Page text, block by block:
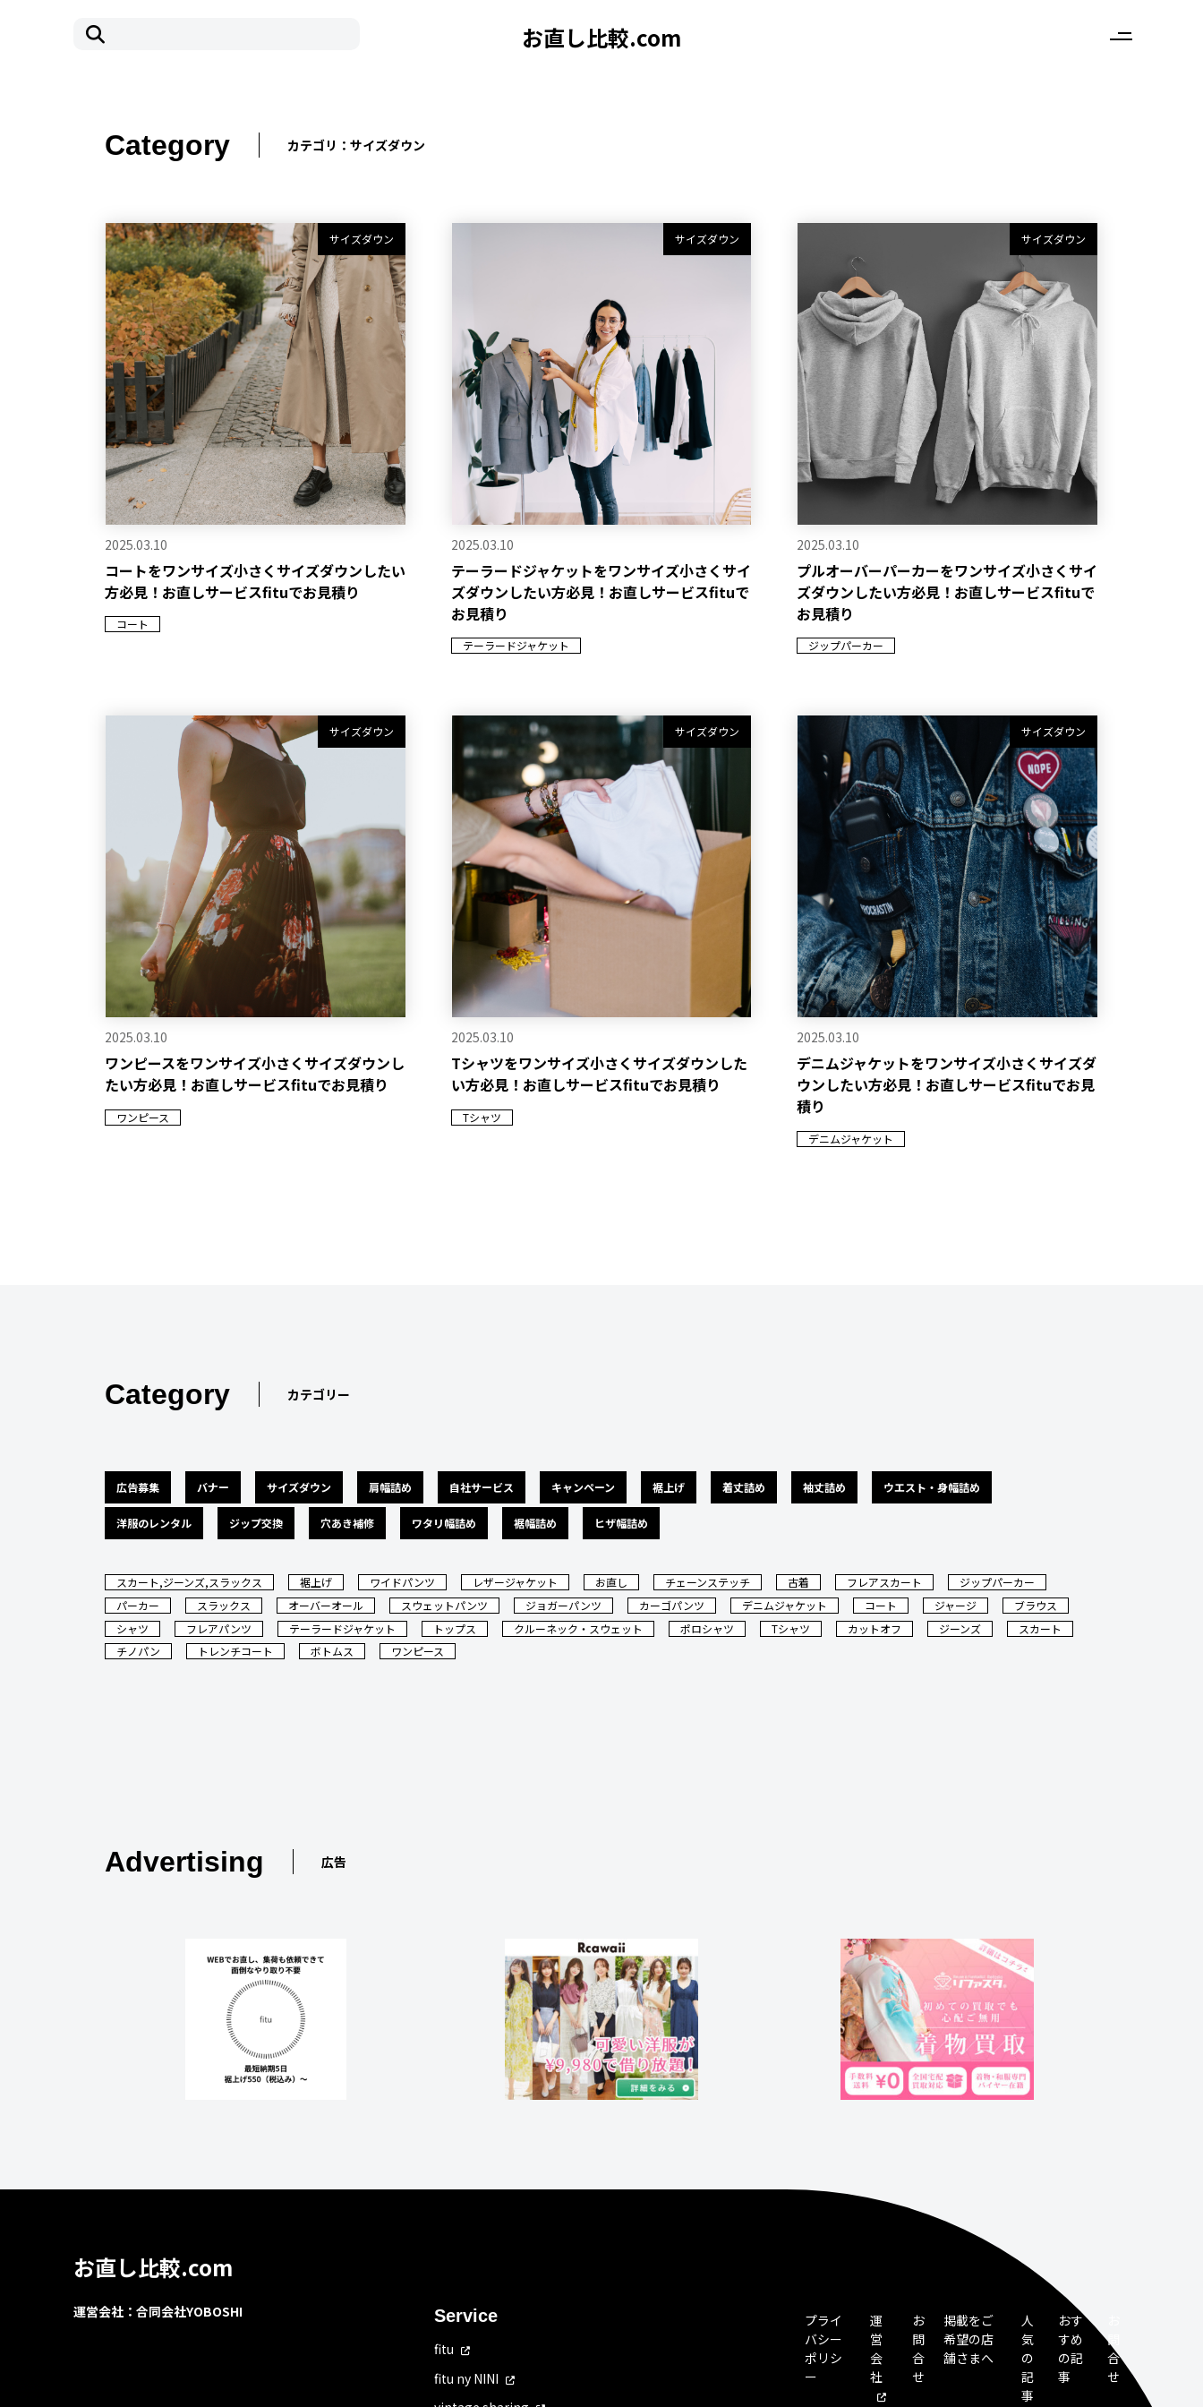
お直し比較.com
Category カテゴリ：サイズダウン
サイズダウン
2025.03.10
コートをワンサイズ小さくサイズダウンしたい
方必見！お直しサービスfituでお見積り
コート
サイズダウン
2025.03.10
テーラードジャケットをワンサイズ小さくサイ
ズダウンしたい方必見！お直しサービスfituで
お見積り
テーラードジャケット
サイズダウン
2025.03.10
プルオーバーパーカーをワンサイズ小さくサイ
ズダウンしたい方必見！お直しサービスfituで
お見積り
ジップパーカー
サイズダウン
2025.03.10
ワンピースをワンサイズ小さくサイズダウンし
たい方必見！お直しサービスfituでお見積り
ワンピース
サイズダウン
2025.03.10
Tシャツをワンサイズ小さくサイズダウンした
い方必見！お直しサービスfituでお見積り
Tシャツ
サイズダウン
2025.03.10
デニムジャケットをワンサイズ小さくサイズダ
ウンしたい方必見！お直しサービスfituでお見
積り
デニムジャケット
Category カテゴリー
広告募集 バナー サイズダウン 肩幅詰め 自社サービス キャンペーン 裾上げ 着丈詰め 袖丈詰め ウエスト・身幅詰め
洋服のレンタル ジップ交換 穴あき補修 ワタリ幅詰め 裾幅詰め ヒザ幅詰め
スカート,ジーンズ,スラックス 裾上げ ワイドパンツ レザージャケット お直し チェーンステッチ 古着 フレアスカート
ジップパーカー
パーカー
スラックス オーバーオール スウェットパンツ ジョガーパンツ カーゴパンツ デニムジャケット コート ジャージ
ブラウス
シャツ
フレアパンツ テーラードジャケット トップス クルーネック・スウェット ポロシャツ Tシャツ カットオフ ジーンズ
スカート
チノパン
トレンチコート ボトムス ワンピース
Advertising 広告
お直し比較.com
運営会社：合同会社YOBOSHI Service
fitu
fitu ny NINI
プライ
バシー
ポリシ
ー
運
営
会
社
お
問
合
せ
掲載をご
希望の店
舗さまへ
人
気
の
記
事
おす
すめ
の記
事
問
合
せ